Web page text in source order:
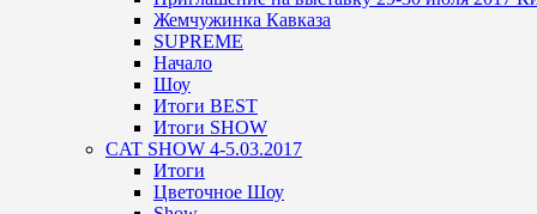
Жемчужинка Кавказа
SUPREME
Начало
Шоу
Итоги BEST
Итоги SHOW
CAT SHOW 4-5.03.2017
Итоги
Цветочное Шоу